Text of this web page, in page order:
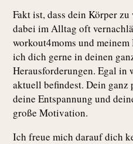
Fakt ist, dass dein Körper
dabei im Alltag oft
workout4moms und
ich dich gerne in deinen
Herausforderungen. Egal in
aktuell befindest. Dein
deine Entspannung und
große Motivation.
Ich freue mich darauf dich